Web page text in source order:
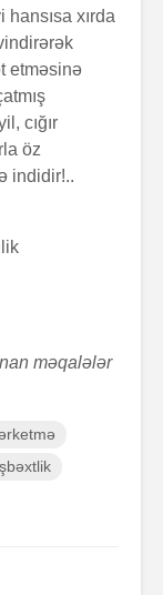
xırda
etməsinə
cığır
öz
indidir!..
məqalələr